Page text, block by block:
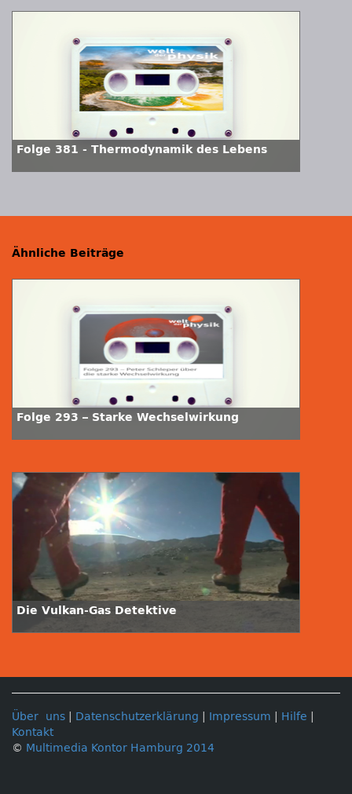
Folge 381 - Thermodynamik des Lebens
Ähnliche Beiträge
Folge 293 – Starke Wechselwirkung
Die Vulkan-Gas Detektive
Über uns Datenschutzerklärung Impressum Hilfe
Kontakt
© Multimedia Kontor Hamburg 2014